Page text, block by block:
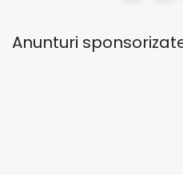
Anunturi